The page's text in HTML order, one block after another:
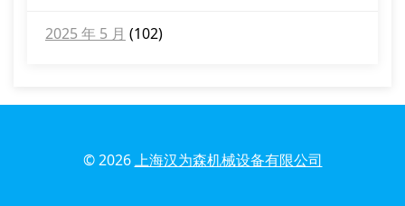
2025 年 5 月 (102)
© 2026上海汉为森机械设备有限公司